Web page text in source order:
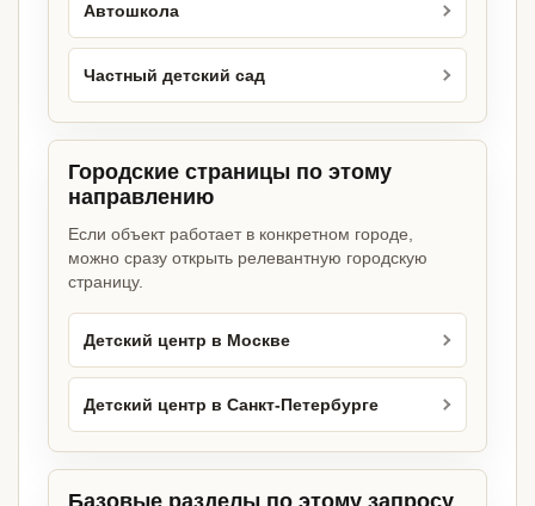
Автошкола
Частный детский сад
Городские страницы по этому
направлению
Если объект работает в конкретном городе,
можно сразу открыть релевантную городскую
страницу.
Детский центр в Москве
Детский центр в Санкт-Петербурге